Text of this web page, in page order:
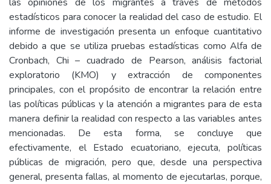
estadísticos para conocer la realidad del caso de estudio. El
informe de investigación presenta un enfoque cuantitativo
debido a que se utiliza pruebas estadísticas como Alfa de
Cronbach, Chi – cuadrado de Pearson, análisis factorial
exploratorio (KMO) y extracción de componentes
principales, con el propósito de encontrar la relación entre
las políticas públicas y la atención a migrantes para de esta
manera definir la realidad con respecto a las variables antes
mencionadas. De esta forma, se concluye que
efectivamente, el Estado ecuatoriano, ejecuta, políticas
públicas de migración, pero que, desde una perspectiva
general, presenta fallas, al momento de ejecutarlas, porque,